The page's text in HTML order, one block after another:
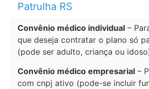
Patrulha RS
Convênio médico individual –
que deseja contratar o plano só
(pode ser adulto, criança ou
Convênio médico empresarial –
com cnpj ativo (pode-se incluir